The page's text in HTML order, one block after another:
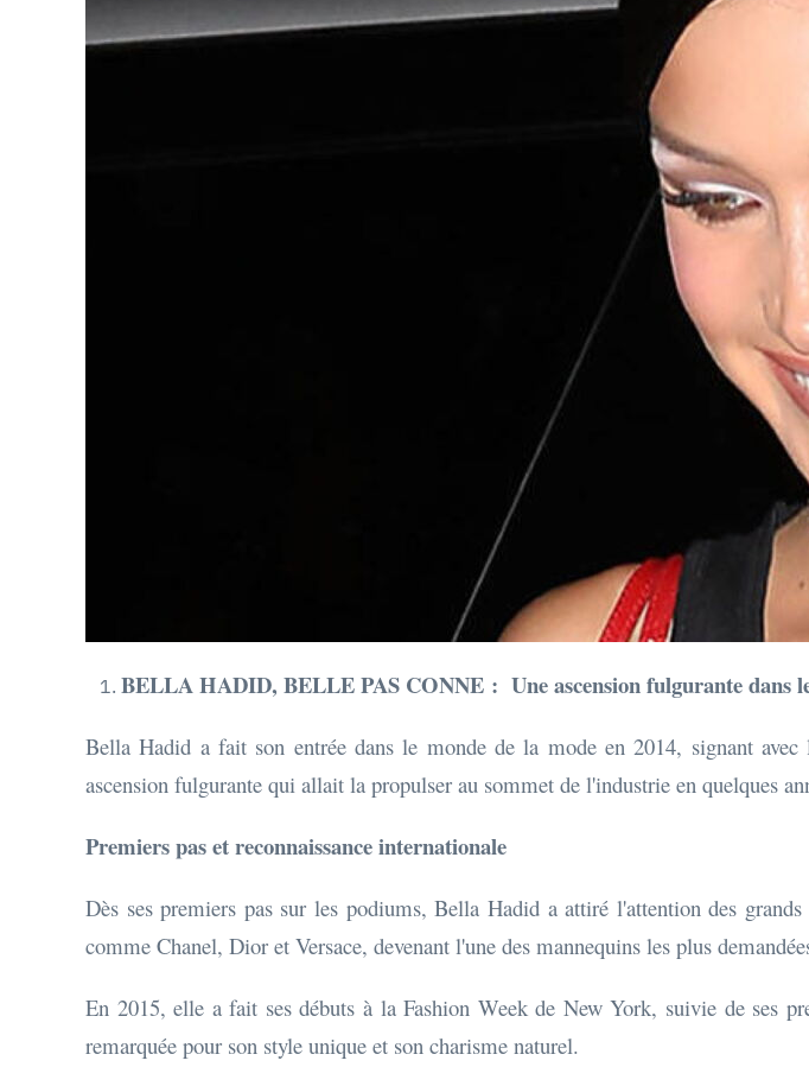
BELLA HADID, BELLE PAS CONNE : Une ascension fulgurante dans
Bella Hadid a fait son entrée dans le monde de la mode en 2014, signant
ascension fulgurante qui allait la propulser au sommet de l'industrie en quelques
Premiers pas et reconnaissance internationale
Dès ses premiers pas sur les podiums, Bella Hadid a attiré l'attention des
comme Chanel, Dior et Versace, devenant l'une des mannequins les plus
En 2015, elle a fait ses débuts à la Fashion Week de New York, suivie de ses
remarquée pour son style unique et son charisme naturel.